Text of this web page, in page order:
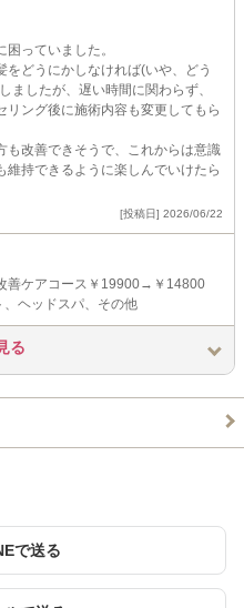
っていました。
どうにかしなければ(いや、どう
ましたが、遅い時間に関わらず、
ング後に施術内容も変更してもら
も改善できそうで、これからは意識
持できるように楽しんでいけたら
[投稿日] 2026/06/22
善ケアコース￥19900→￥14800
、ヘッドスパ、その他
る
で送る